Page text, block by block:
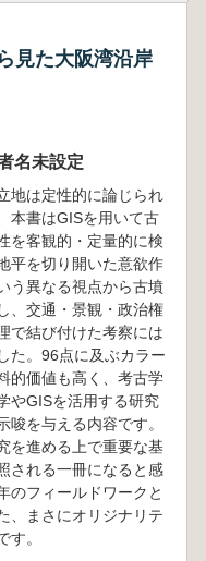
見た大阪湾沿岸
名未設定
地は定性的に論じられ
本書はGISを用いて古
を客観的・定量的に検
平を切り開いた意欲作
う異なる視点から古墳
、交通・景観・政治権
で結び付けた考察には
た。96点に及ぶカラー
的価値も高く、考古学
やGISを活用する研究
唆を与える内容です。
を進める上で重要な基
される一冊になると感
のフィールドワークと
、まさにオリジナリテ
す。